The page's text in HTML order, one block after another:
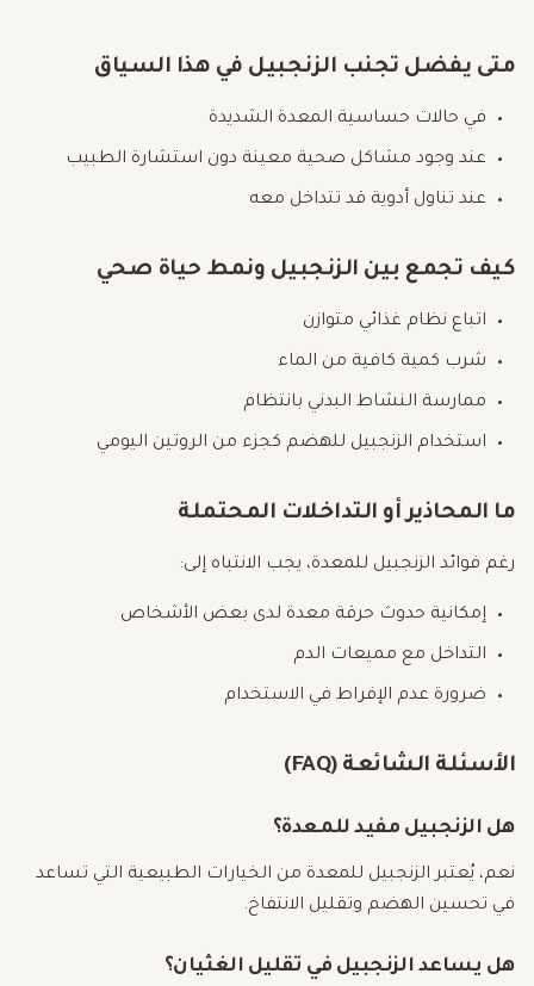
متى يفضل تجنب الزنجبيل في هذا السياق
في حالات حساسية المعدة الشديدة
عند وجود مشاكل صحية معينة دون استشارة الطبيب
عند تناول أدوية قد تتداخل معه
كيف تجمع بين الزنجبيل ونمط حياة صحي
اتباع نظام غذائي متوازن
شرب كمية كافية من الماء
ممارسة النشاط البدني بانتظام
استخدام الزنجبيل للهضم كجزء من الروتين اليومي
ما المحاذير أو التداخلات المحتملة
رغم فوائد الزنجبيل للمعدة، يجب الانتباه إلى:
إمكانية حدوث حرقة معدة لدى بعض الأشخاص
التداخل مع مميعات الدم
ضرورة عدم الإفراط في الاستخدام
الأسئلة الشائعة (FAQ)
هل الزنجبيل مفيد للمعدة؟
نعم، يُعتبر الزنجبيل للمعدة من الخيارات الطبيعية التي تساعد
في تحسين الهضم وتقليل الانتفاخ.
هل يساعد الزنجبيل في تقليل الغثيان؟